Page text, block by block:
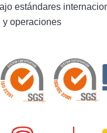
estándares
y operaciones